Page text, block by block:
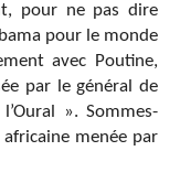
pour ne pas dire
pour le monde
avec Poutine,
par le général de
». Sommes-
africaine menée par